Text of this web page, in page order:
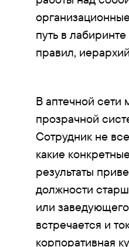
путь в
правил,
В аптечной сети
прозрачной
Сотрудник не
какие
результаты
должности
или
встречается и
корпоративная